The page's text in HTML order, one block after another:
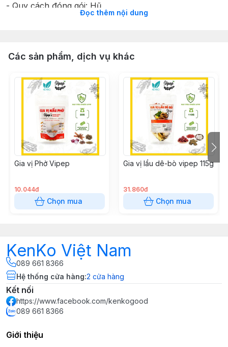
- Quy cách đóng gói: Hũ
- Thành phần: 100% nguyên liệu từ muối hồng nguyên
Gia vị Vipep thơm ngon, tự nhiên, an toàn cho sức
khỏe của gia đình
Đọc thêm nội dung
Các sản phẩm, dịch vụ khác
Gia vị Phở Vipep
10.044đ
Chọn mua
Gia vị lẩu dê-bò vipep 115g
31.860đ
Chọn mua
KenKo Việt Nam
089 661 8366
Hệ thống cửa hàng:2 cửa hàng
Kết nối
https://www.facebook.com/kenkogood
089 661 8366
Giới thiệu